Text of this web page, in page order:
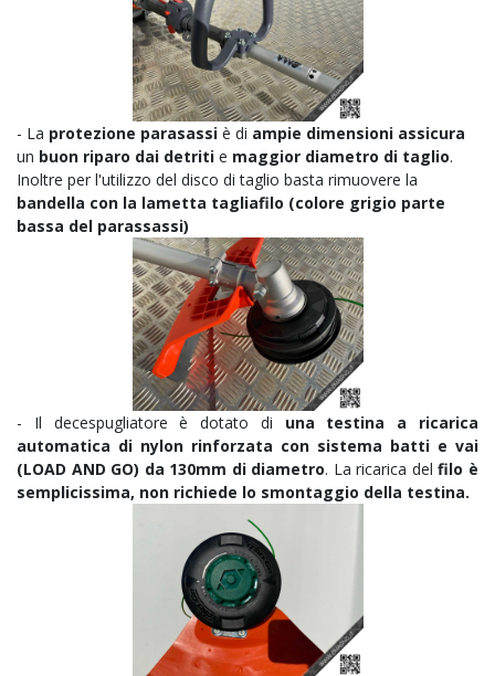
- La protezione parasassi è di ampie dimensioni assicura
un buon riparo dai detriti e maggior diametro di taglio.
Inoltre per l'utilizzo del disco di taglio basta rimuovere la
bandella con la lametta tagliafilo (colore grigio parte
bassa del parassassi)
- Il decespugliatore è dotato di una testina a ricarica
automatica di nylon rinforzata con sistema batti e vai
(LOAD AND GO) da 130mm di diametro. La ricarica delfilo è
semplicissima, non richiede lo smontaggio della testina.